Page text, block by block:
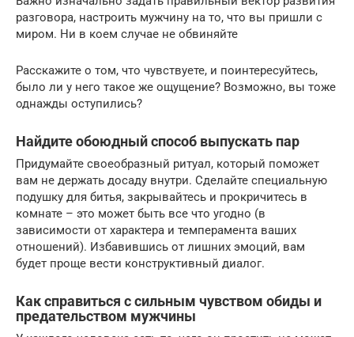
разговора, настроить мужчину на то, что вы пришли с
миром. Ни в коем случае не обвиняйте
Расскажите о том, что чувствуете, и поинтересуйтесь,
было ли у него такое же ощущение? Возможно, вы тоже
однажды оступились?
Найдите обоюдный способ выпускать пар
Придумайте своеобразный ритуал, который поможет
вам не держать досаду внутри. Сделайте специальную
подушку для битья, закрывайтесь и прокричитесь в
комнате – это может быть все что угодно (в
зависимости от характера и темперамента ваших
отношений). Избавившись от лишних эмоций, вам
будет проще вести конструктивный диалог.
Как справиться с сильным чувством обиды и
предательством мужчины